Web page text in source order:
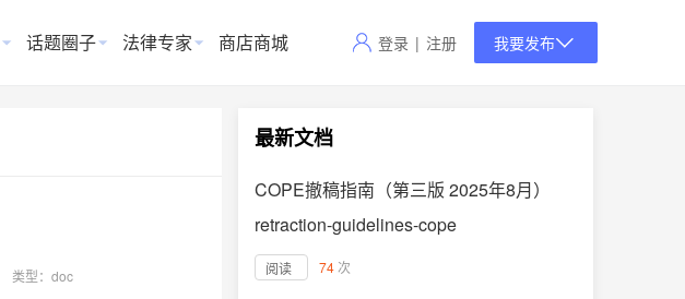
话题圈子 法律专家 商店商城 登录 | 注册 我要发布
类型：doc
最新文档
COPE撤稿指南（第三版 2025年8月）
retraction-guidelines-cope
阅读 74次